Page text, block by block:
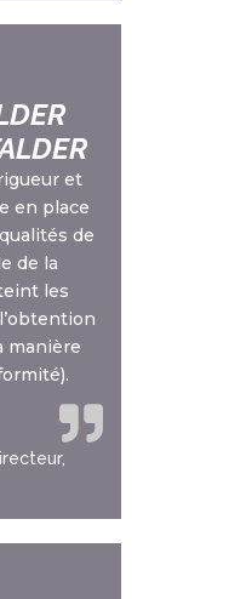
et
en place
de
de la
les
manière